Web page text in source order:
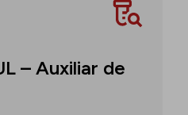
– Auxiliar de